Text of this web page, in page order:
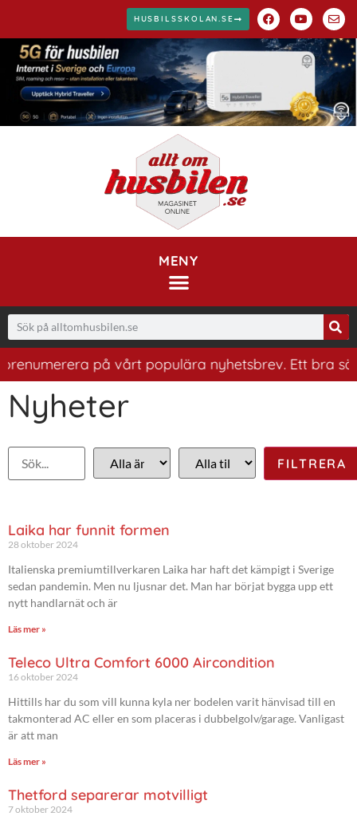
HUSBILSSKOLAN.SE
MENY
på vårt populära nyhetsbrev. Ett bra sätt
Nyheter
Laika har funnit formen
28 oktober 2024
Italienska premiumtillverkaren Laika har haft det kämpigt i Sverige
sedan pandemin. Men nu ljusnar det. Man har börjat bygga upp ett
nytt handlarnät och är
Läs mer »
Teleco Ultra Comfort 6000 Aircondition
16 oktober 2024
Hittills har du som vill kunna kyla ner bodelen varit hänvisad till en
takmonterad AC eller en som placeras i dubbelgolv/garage. Vanligast
är att man
Läs mer »
Thetford separerar motvilligt
7 oktober 2024